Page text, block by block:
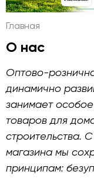
Главная
О нас
Оптово-
динамично
занимает
товаров для
строительства.
магазина мы
принципам: